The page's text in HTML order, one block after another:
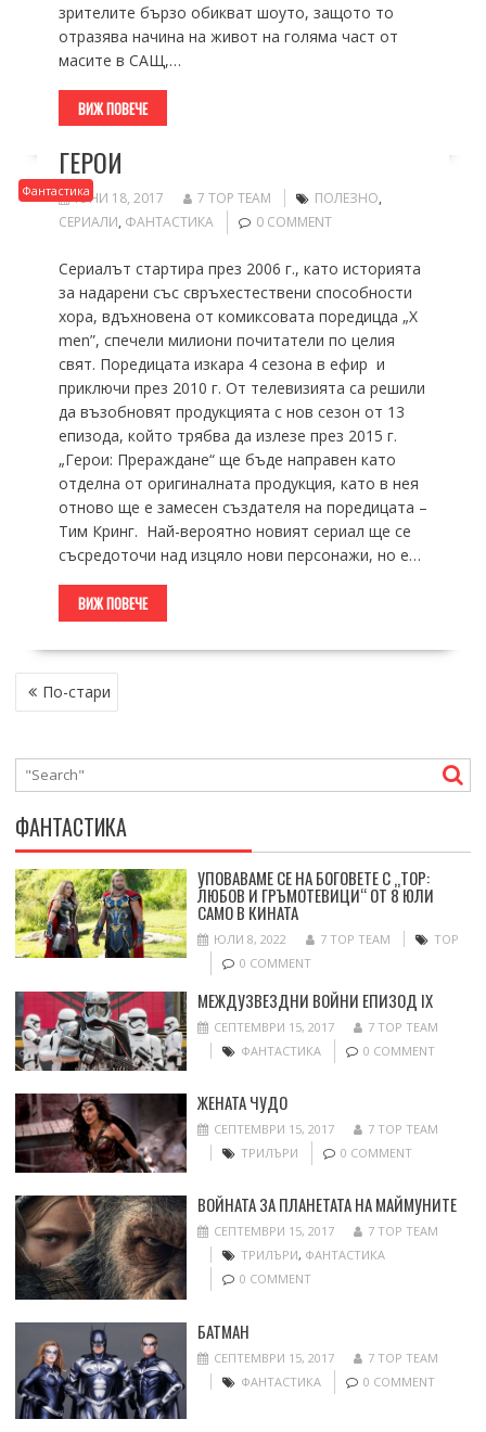
зрителите бързо обикват шоуто, защото то
отразява начина на живот на голяма част от
масите в САЩ,…
ВИЖ ПОВЕЧЕ
Фантастика
ГЕРОИ
ЮНИ 18, 2017 7 TOP TEAM ПОЛЕЗНО,
СЕРИАЛИ, ФАНТАСТИКА 0 COMMENT
Сериалът стартира през 2006 г., като историята
за надарени със свръхестествени способности
хора, вдъхновена от комиксовата поредицда „X
men”, спечели милиони почитатели по целия
свят. Поредицата изкара 4 сезона в ефир и
приключи през 2010 г. От телевизията са решили
да възобновят продукцията с нов сезон от 13
епизода, който трябва да излезе през 2015 г.
„Герои: Прераждане“ ще бъде направен като
отделна от оригиналната продукция, като в нея
отново ще е замесен създателя на поредицата –
Тим Кринг. Най-вероятно новият сериал ще се
съсредоточи над изцяло нови персонажи, но е…
ВИЖ ПОВЕЧЕ
НАВИГАЦИЯ
По-стари
ФАНТАСТИКА
УПОВАВАМЕ СЕ НА БОГОВЕТЕ С „ТОР:
ЛЮБОВ И ГРЪМОТЕВИЦИ“ ОТ 8 ЮЛИ
САМО В КИНАТА
ЮЛИ 8, 2022 7 TOP TEAM
ТОР
0 COMMENT
МЕЖДУЗВЕЗДНИ ВОЙНИ ЕПИЗОД IX
СЕПТЕМВРИ 15, 2017
7 TOP TEAM
ФАНТАСТИКА
0 COMMENT
ЖЕНАТА ЧУДО
СЕПТЕМВРИ 15, 2017
7 TOP TEAM
ТРИЛЪРИ
0 COMMENT
ВОЙНАТА ЗА ПЛАНЕТАТА НА МАЙМУНИТЕ
СЕПТЕМВРИ 15, 2017
7 TOP TEAM
ТРИЛЪРИ, ФАНТАСТИКА
0 COMMENT
БАТМАН
СЕПТЕМВРИ 15, 2017
7 TOP TEAM
ФАНТАСТИКА
0 COMMENT